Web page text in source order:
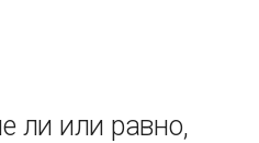
ли или равно,